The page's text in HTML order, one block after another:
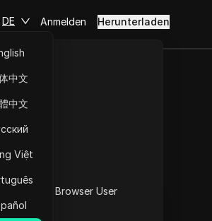
Was ist mein Browser User
DE
中文
中文
Việt
Anmelden Herunterladen
öffnen
zu dieser Seite stellen